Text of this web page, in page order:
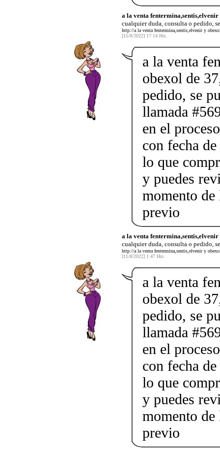
a la venta fentermina,sentis,elvenir
cualquier duda, consulta o pedido,
http://a la venta fentermina,sentis,elvenir y
[15/8/2022] 17:14 Hrs.
a la venta
obexol de
pedido, se
llamada
en el
con fecha
lo que
y puedes
momento de
previo
a la venta fentermina,sentis,elvenir
cualquier duda, consulta o pedido,
http://a la venta fentermina,sentis,elvenir y
[11/8/2022] 1:47 Hrs.
a la venta
obexol de
pedido, se
llamada
en el
con fecha
lo que
y puedes
momento de
previo